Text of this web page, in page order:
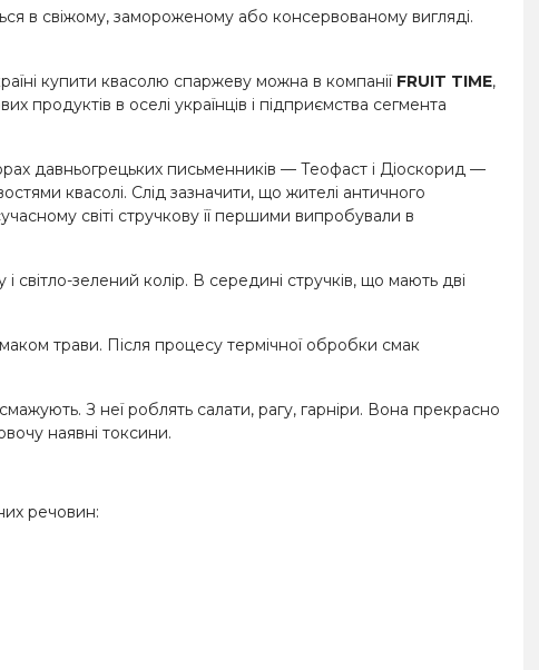
в свіжому, замороженому або консервованому вигляді.
купити квасолю спаржеву можна в компанії FRUIT TIME,
продуктів в оселі українців і підприємства сегмента
давньогрецьких письменників — Теофаст і Діоскорид —
квасолі. Слід зазначити, що жителі античного
світі стручкову її першими випробували в
зелений колір. В середині стручків, що мають дві
трави. Після процесу термічної обробки смак
З неї роблять салати, рагу, гарніри. Вона прекрасно
наявні токсини.
речовин: